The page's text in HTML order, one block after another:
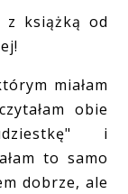
książką od
miałam
obie
i
to samo
dobrze, ale